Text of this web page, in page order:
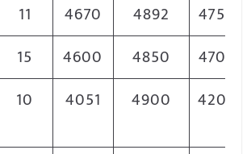
11 4670 4892
4750
15 4600 4850
4700
10 4051 4900 4200